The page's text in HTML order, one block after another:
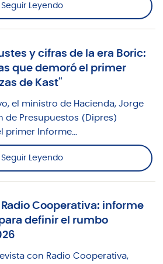
Seguir Leyendo
y cifras de la era Boric:
que demoró el primer
de Kast"
el ministro de Hacienda, Jorge
de Presupuestos (Dipres)
primer Informe...
Seguir Leyendo
Cooperativa: informe
definir el rumbo
con Radio Cooperativa,